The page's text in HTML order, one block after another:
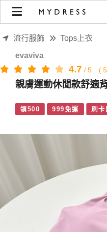
親膚運動休閒款舒適背心 |
流行服飾 Tops上衣
evaviva
4.7 / 5 (
親膚運動休閒款舒適
領500 999免運 刷卡